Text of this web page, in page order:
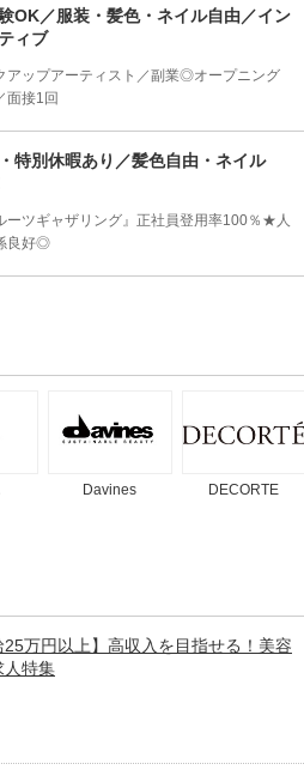
OK／服装・髪色・ネイル自由／イン
ィブ
アップアーティスト／副業◎オープニング
面接1回
特別休暇あり／髪色自由・ネイル
ーツギャザリング』正社員登用率100％★人
良好◎
Davines DECORTE
25万円以上】高収入を目指せる！美容
人特集